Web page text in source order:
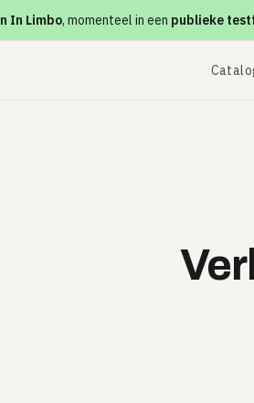
In Limbo, momenteel in een publieke